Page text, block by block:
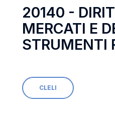
20140 -
MERCATI E
STRUMENTI
CLELI